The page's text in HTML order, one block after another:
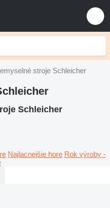
stroje Schleicher
Schleicher
Najlacnejšie hore Rok výroby -